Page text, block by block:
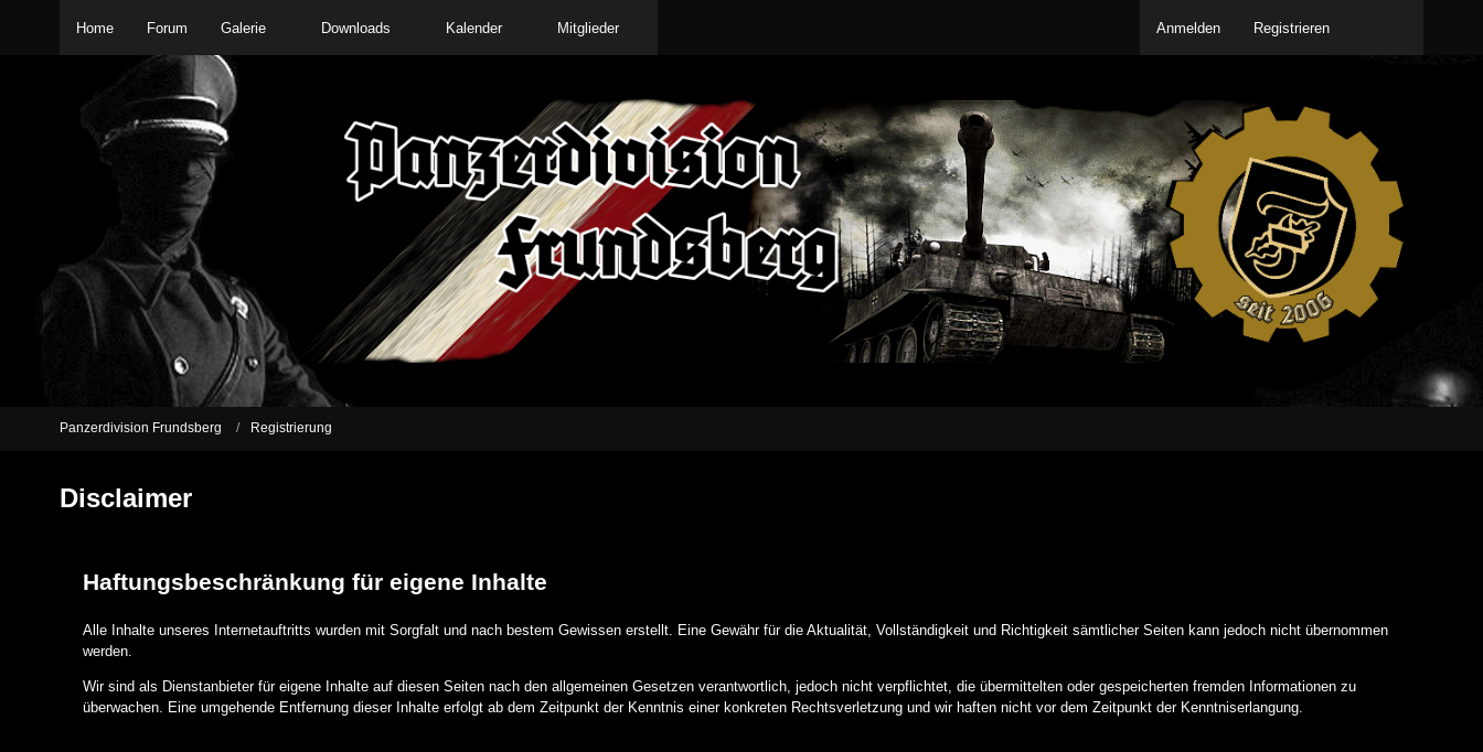
Home Forum Galerie Downloads Kalender Mitglieder Anmelden Registrieren
Panzerdivision Frundsberg Registrierung
Disclaimer
Haftungsbeschränkung für eigene Inhalte
Alle Inhalte unseres Internetauftritts wurden mit Sorgfalt und nach bestem Gewissen erstellt. Eine Gewähr für die Aktualität, Vollständigkeit und Richtigkeit sämtlicher Seiten kann jedoch nicht übernommen
werden.
Wir sind als Dienstanbieter für eigene Inhalte auf diesen Seiten nach den allgemeinen Gesetzen verantwortlich, jedoch nicht verpflichtet, die übermittelten oder gespeicherten fremden Informationen zu
überwachen. Eine umgehende Entfernung dieser Inhalte erfolgt ab dem Zeitpunkt der Kenntnis einer konkreten Rechtsverletzung und wir haften nicht vor dem Zeitpunkt der Kenntniserlangung.